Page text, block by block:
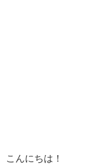
こんにちは！